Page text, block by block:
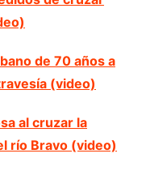
de 70 años a
(video)
al cruzar la
río Bravo (video)